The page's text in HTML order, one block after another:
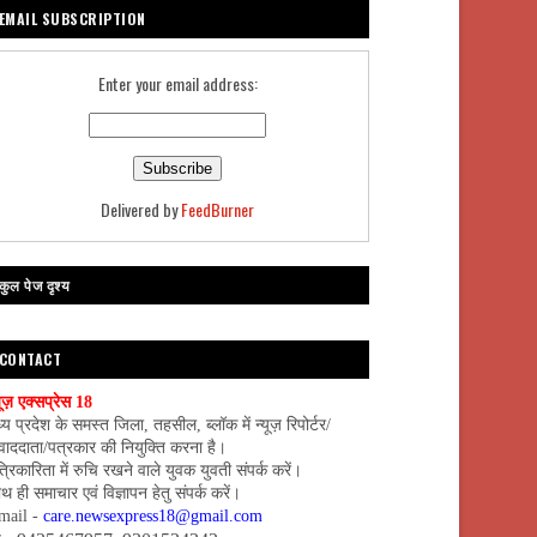
EMAIL SUBSCRIPTION
Enter your email address:
Delivered byFeedBurner
पेज दृश्य
CONTACT
एक्सप्रेस 18
प्रदेश के समस्त जिला, तहसील, ब्लॉक में न्यूज़ रिपोर्टर/
पत्रकार की नियुक्ति करना है।
में रुचि रखने वाले युवक युवती संपर्क करें।
ही समाचार एवं विज्ञापन हेतु संपर्क करें।
- care.newsexpress18@gmail.com